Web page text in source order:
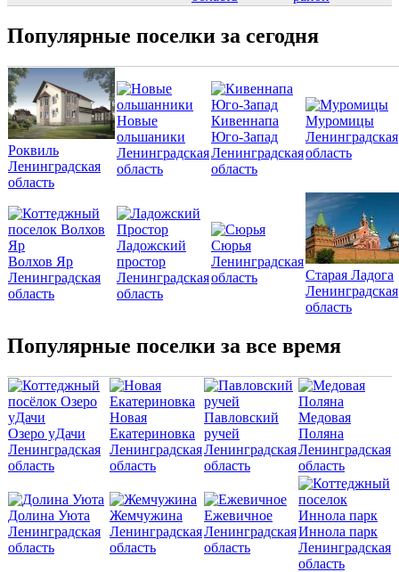
Популярные поселки за сегодня
Роквиль
Ленинградская
область
Новые
ольшаники
Ленинградская
область
Кивеннапа
Юго-Запад
Ленинградская
область
Муромицы
Ленинградская
область
Волхов Яр
Ленинградская
область
Ладожский
простор
Ленинградская
область
Сюрья
Ленинградская
область
Старая Ладога
Ленинградская
область
Популярные поселки за все время
Озеро уДачи
Ленинградская
область
Новая
Екатериновка
Ленинградская
область
Павловский
ручей
Ленинградская
область
Медовая
Поляна
Ленинградская
область
Долина Уюта
Ленинградская
область
Жемчужина
Ленинградская
область
Ежевичное
Ленинградская
область
Иннола парк
Ленинградская
область